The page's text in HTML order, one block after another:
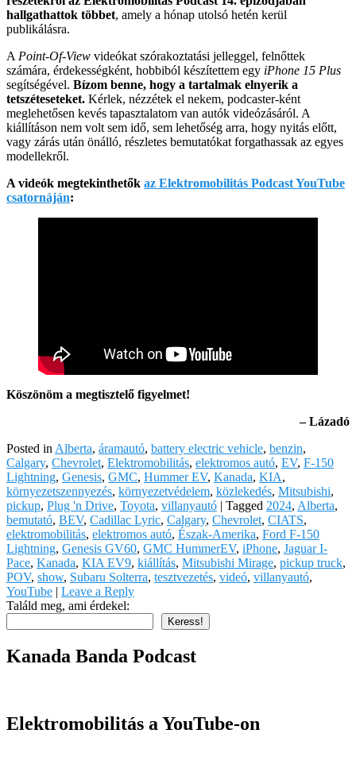
hallgathattok többet, amely a hónap utolsó hetén kerül
publikálásra.
A Point-Of-View videókat szórakoztatási jelleggel, felnőttek
számára, érdekességként, hobbiból készítettem egy iPhone 15 Plus
segítségével. Bízom benne, hogy a tartalmak elnyerik a
tetszéteseteket. Kérlek, nézzétek el nekem, podcaster-ként
meglehetősen kevés tapasztalatom van autók videózásáról. A
kiállításon nem volt sem idő, sem lehetőség arra, hogy nyitás előtt,
vagy zárás után önálló, részletes bemutatókat forgathassak az egyes
modellekről.
A videók megtekinthetők az Elektromobilitás Podcast YouTube
csatornáján:
Köszönöm a megtisztelő figyelmet!
– Lázadó
Posted in Alberta, áramautó, battery electric vehicle, benzin,
Calgary, Chevrolet, Elektromobilitás, elektromos autó, EV, F-150
Lightning, Genesis, GMC, Hummer EV, Kanada, KIA,
környezetszennyezés, környezetvédelem, közlekedés, Mitsubishi,
pickup, Plug 'n Drive, Toyota, villanyautó | Tagged 2024, Alberta,
bemutató, BEV, Cadillac Lyric, Calgary, Chevrolet, CIATS,
elektromobilitás, elektromos autó, Észak-Amerika, Ford F-150
Lightning, Genesis GV60, GMC HummerEV, iPhone, Jaguar I-
Pace, Kanada, KIA EV9, kiállítás, Mitsubishi Mirage, pickup truck,
POV, show, Subaru Solterra, tesztvezetés, videó, villanyautó,
YouTube | Leave a Reply
Találd meg, ami érdekel:
Keress!
Kanada Banda Podcast
Elektromobilitás a YouTube-on